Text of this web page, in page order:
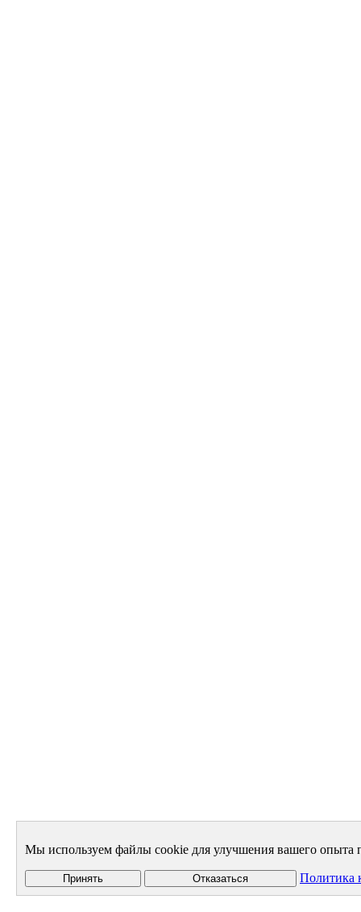
Мы используем файлы cookie для улучшения вашего опыта
Принять Отказаться Политика